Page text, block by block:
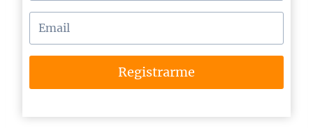
Registrarme